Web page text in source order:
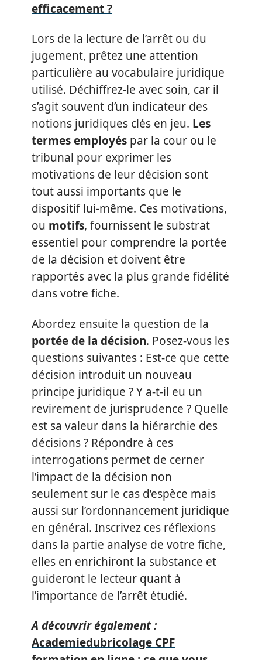
efficacement ?
Lors de la lecture de l’arrêt ou du
jugement, prêtez une attention
particulière au vocabulaire juridique
utilisé. Déchiffrez-le avec soin, car il
s’agit souvent d’un indicateur des
notions juridiques clés en jeu. Les
termes employés par la cour ou le
tribunal pour exprimer les
motivations de leur décision sont
tout aussi importants que le
dispositif lui-même. Ces motivations,
ou motifs, fournissent le substrat
essentiel pour comprendre la portée
de la décision et doivent être
rapportés avec la plus grande fidélité
dans votre fiche.
Abordez ensuite la question de la
portée de la décision. Posez-vous les
questions suivantes : Est-ce que cette
décision introduit un nouveau
principe juridique ? Y a-t-il eu un
revirement de jurisprudence ? Quelle
est sa valeur dans la hiérarchie des
décisions ? Répondre à ces
interrogations permet de cerner
l’impact de la décision non
seulement sur le cas d’espèce mais
aussi sur l’ordonnancement juridique
en général. Inscrivez ces réflexions
dans la partie analyse de votre fiche,
elles en enrichiront la substance et
guideront le lecteur quant à
l’importance de l’arrêt étudié.
A découvrir également :
Academiedubricolage CPF